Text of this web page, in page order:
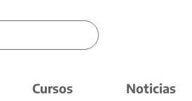
Cursos Noticias